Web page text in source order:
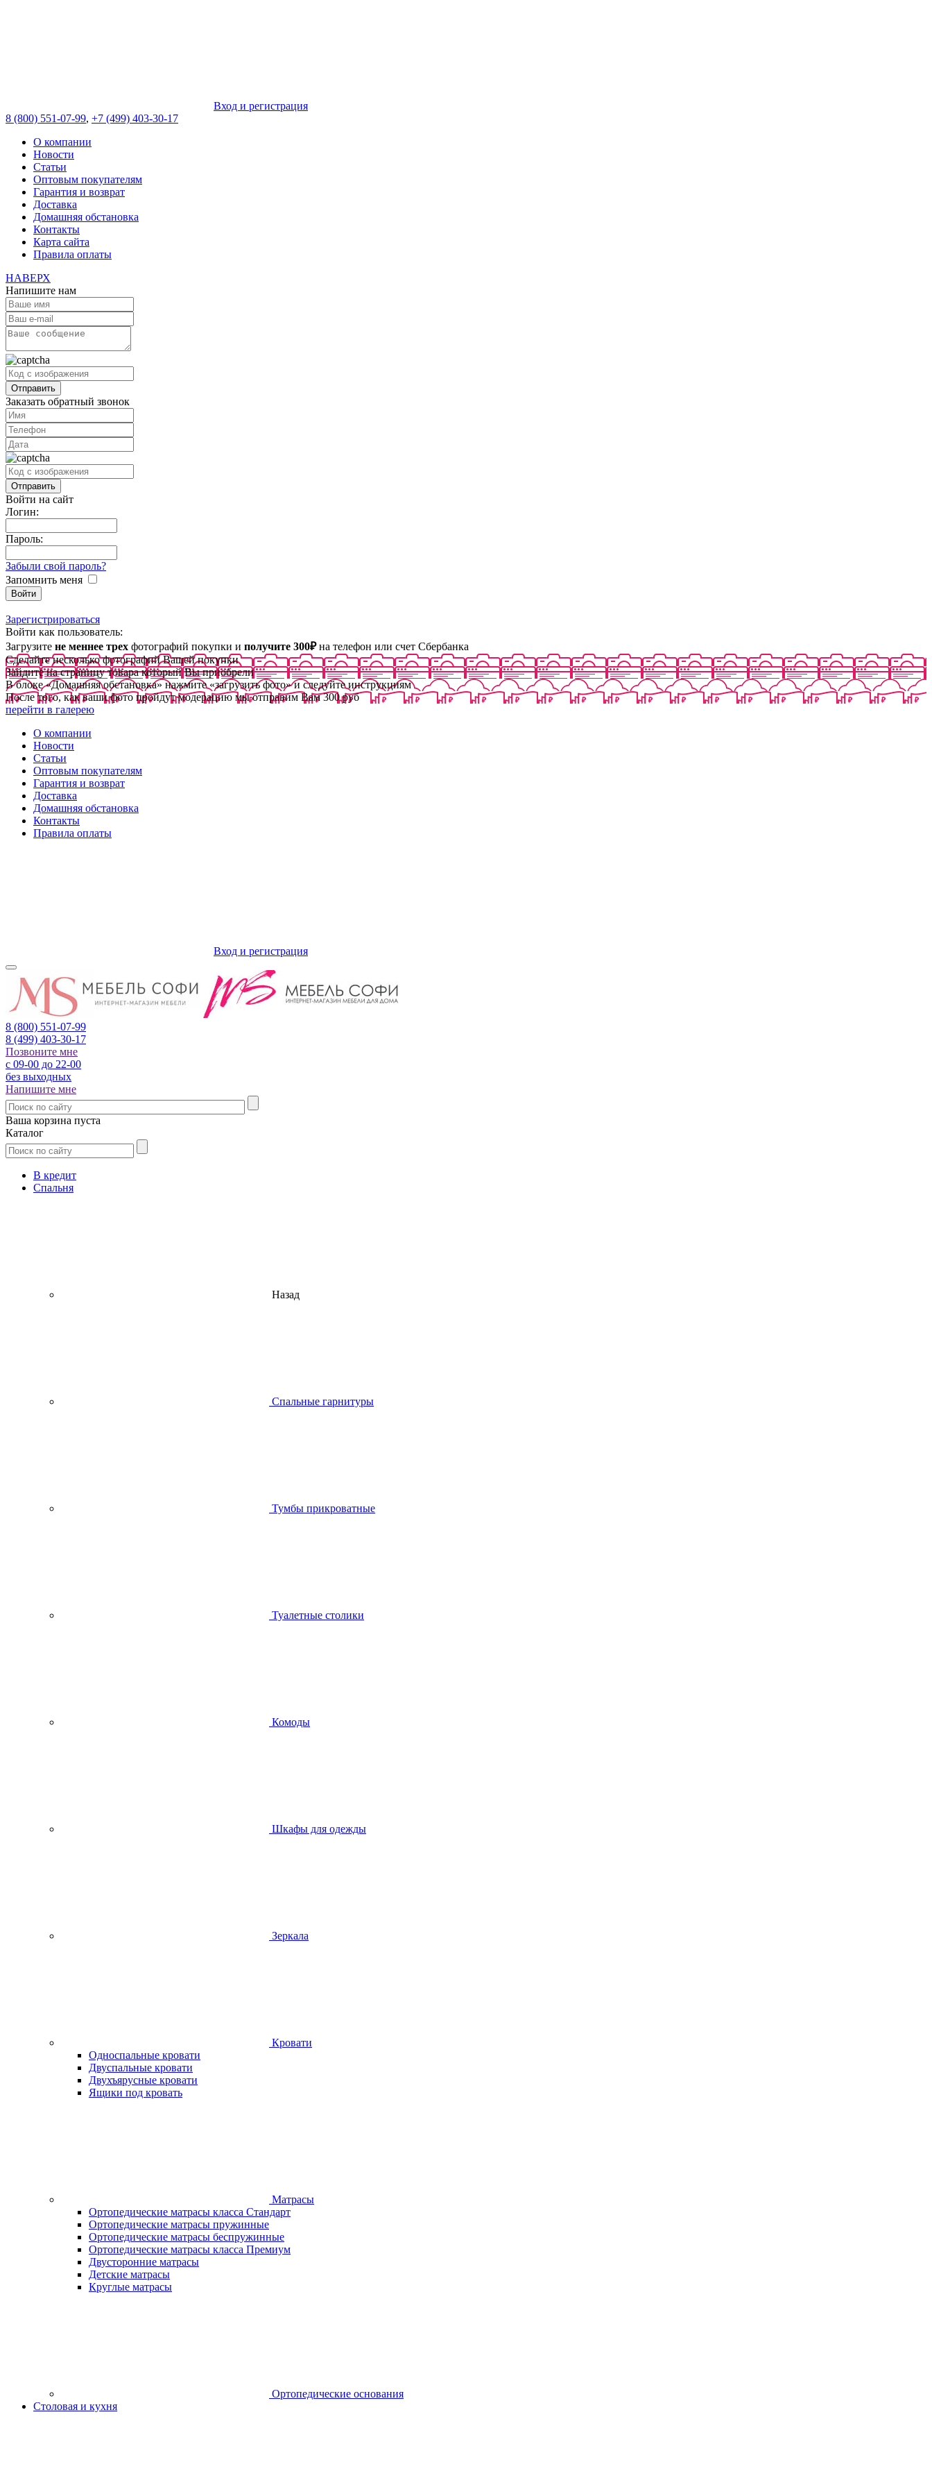
Вход и регистрация
8 (800) 551-07-99, +7 (499) 403-30-17
О компании
Новости
Статьи
Оптовым покупателям
Гарантия и возврат
Доставка
Домашняя обстановка
Контакты
Карта сайта
Правила оплаты
НАВЕРХ
Напишите нам
Заказать обратный звонок
Войти на сайт
Логин:
Пароль:
Забыли свой пароль?
Запомнить меня
Зарегистрироваться
Войти как пользователь:
Загрузите не меннее трех фотографий покупки и получите 300₽на телефон или счет Сбербанка
Сделайте несколько фотографий Вашей покупки
Зайдите на страницу товара который Вы приобрели
В блоке «Домашняя обстановка» нажмите «загрузить фото» и следуйте инструкциям
После того, как ваши фото пройдут модерацию мы отправим Вам 300 руб
перейти в галерею
О компании
Новости
Статьи
Оптовым покупателям
Гарантия и возврат
Доставка
Домашняя обстановка
Контакты
Правила оплаты
Вход и регистрация
8 (800) 551-07-99
8 (499) 403-30-17
Позвоните мне
с 09-00 до 22-00
без выходных
Напишите мне
Ваша корзина пуста
Каталог
В кредит
Спальня
Назад
Спальные гарнитуры
Тумбы прикроватные
Туалетные столики
Комоды
Шкафы для одежды
Зеркала
Кровати
Односпальные кровати
Двуспальные кровати
Двухъярусные кровати
Ящики под кровать
Матрасы
Ортопедические матрасы класса Стандарт
Ортопедические матрасы пружинные
Ортопедические матрасы беспружинные
Ортопедические матрасы класса Премиум
Двусторонние матрасы
Детские матрасы
Круглые матрасы
Ортопедические основания
Столовая и кухня